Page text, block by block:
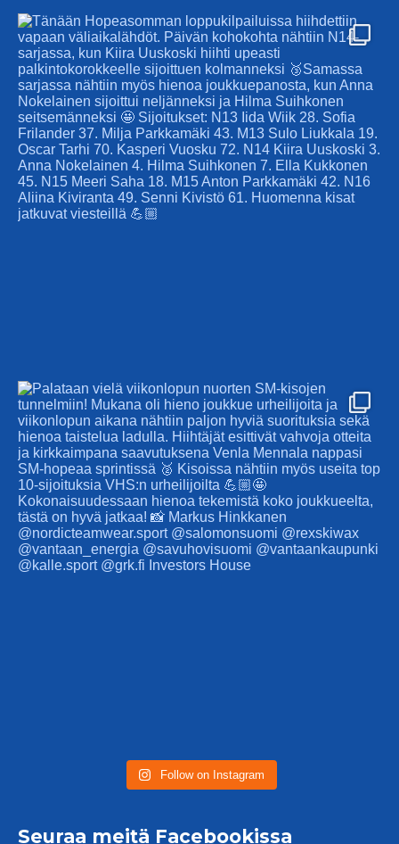
Follow on Instagram
Seuraa meitä Facebookissa